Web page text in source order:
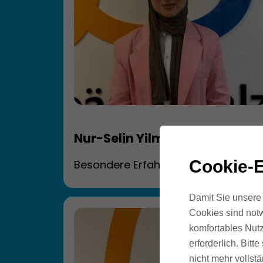
Nur-Selin Yilmaz
Besondere Erfahrungen
Sprachentwicklungsstörungen und
Late Talkern
Sprachentwicklung bei
Mehrsprachigkeit (türkisch/deutsch)
Cookie-
Damit Sie
Cookies sind
komfortables
erforderlich. Bitte
nicht mehr